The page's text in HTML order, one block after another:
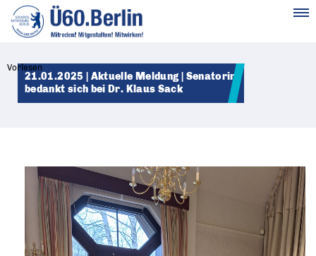
Vorlesen
21.01.2025 | Aktuelle Meldung | Senatorin
bedankt sich bei Dr. Klaus Sack